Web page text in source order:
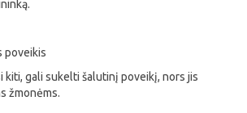
poveikis
kiti, gali sukelti šalutinį poveikį, nors jis
žmonėms.